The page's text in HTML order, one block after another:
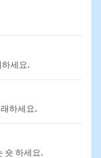
하세요.
하세요.
숏 하세요.